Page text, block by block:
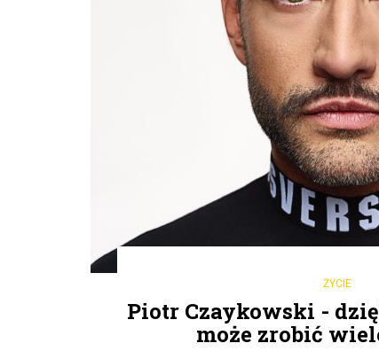
ŻYCIE
Piotr Czaykowski -
może zrobić